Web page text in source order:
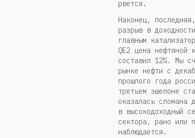
рвется.
Наконец,
разрыв в
главным
QE2 цена
составил 12%. Мы
рынке нефти с
прошлого года
третьем эшелоне
оказалась сломана
в высокодоходный
сектора, рано или
наблюдается.